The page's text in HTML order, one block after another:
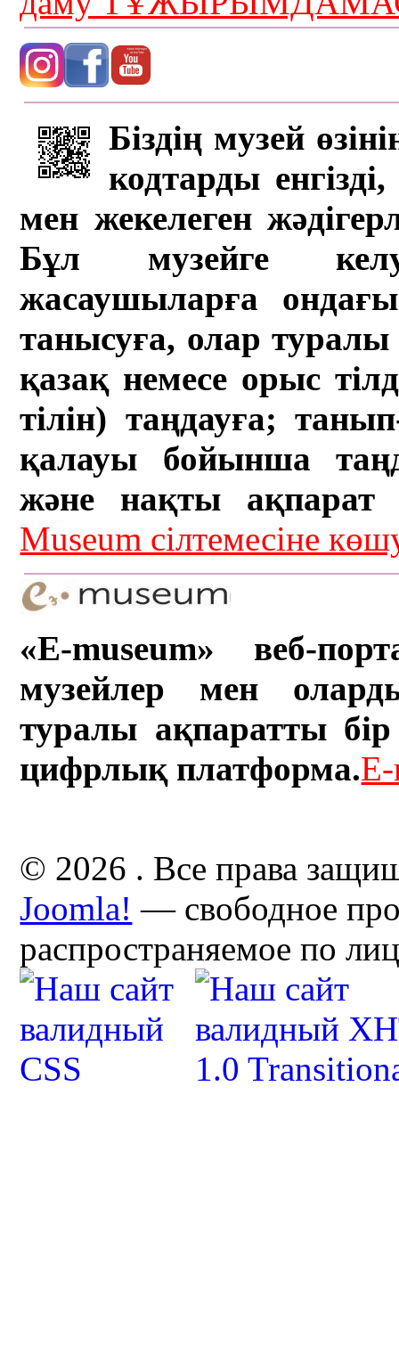
Біздің музей
кодтарды
мен жекелеген
Бұл музейге
жасаушыларға
танысуға, олар туралы
қазақ немесе орыс
тілін) таңдауға;
қалауы бойынша
және нақты ақпарат
Museum сілтемесіне
«E-museum» веб-
музейлер мен
туралы ақпаратты бір
цифрлық платформа.
© 2026 . Все права
Joomla! — свободное
распространяемое по